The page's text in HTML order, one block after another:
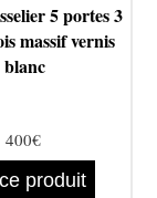
5 portes 3
massif vernis
blanc
400€
produit